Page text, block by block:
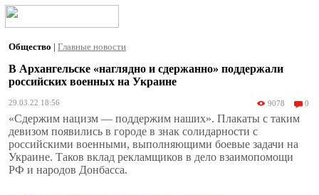
Общество | Главные новости
В Архангельске «наглядно и сдержанно» поддержали
российских военных на Украине
29.03.22 18:56 9078 0
«Сдержим нацизм — поддержим наших». Плакаты с таким
девизом появились в городе в знак солидарности с
российскими военными, выполняющими боевые задачи на
Украине. Таков вклад рекламщиков в дело взаимопомощи
РФ и народов Донбасса.